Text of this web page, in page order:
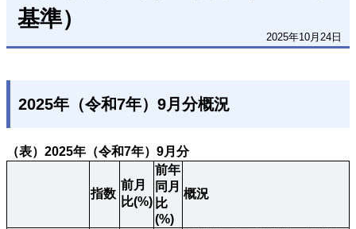
基準）
2025年10月24日
2025年（令和7年）9月分概況
（表）2025年（令和7年）9月分
指数
前月
比(%)
前年
同月
比
(%)
概況